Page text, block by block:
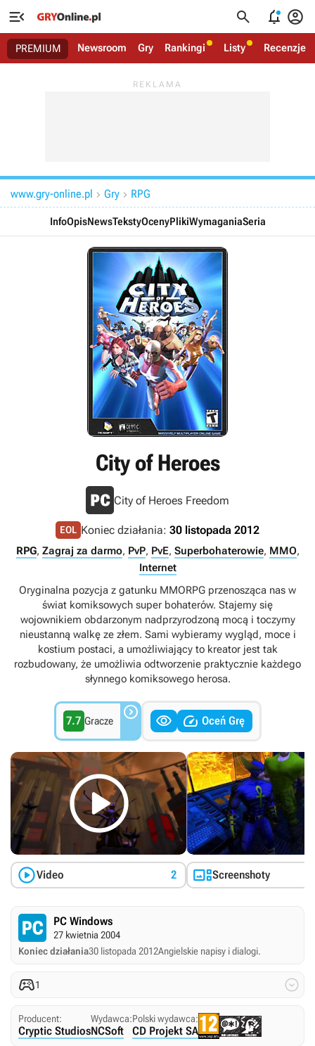
   
PREMIUM Newsroom Gry Rankingi Listy Recenzje
www.gry-online.pl  Gry  RPG
InfoOpisNewsTekstyOcenyPlikiWymaganiaSeria
City of Heroes
City of Heroes Freedom
EOL Koniec działania: 30 listopada 2012
RPG, Zagraj za darmo, PvP, PvE, Superbohaterowie, MMO,
Internet
Oryginalna pozycja z gatunku MMORPG przenosząca nas w
świat komiksowych super bohaterów. Stajemy się
wojownikiem obdarzonym nadprzyrodzoną mocą i toczymy
nieustanną walkę ze złem. Sami wybieramy wygląd, moce i
kostium postaci, a umożliwiający to kreator jest tak
rozbudowany, że umożliwia odtworzenie praktycznie każdego
słynnego komiksowego herosa.
7.7 Gracze    Oceń Grę

Video 2 Screenshoty
PC Windows
27 kwietnia 2004
Koniec działania30 listopada 2012Angielskie napisy i dialogi.
1 
Producent:
Cryptic Studios
Wydawca:
NCSoft
Polski wydawca:
CD Projekt SA